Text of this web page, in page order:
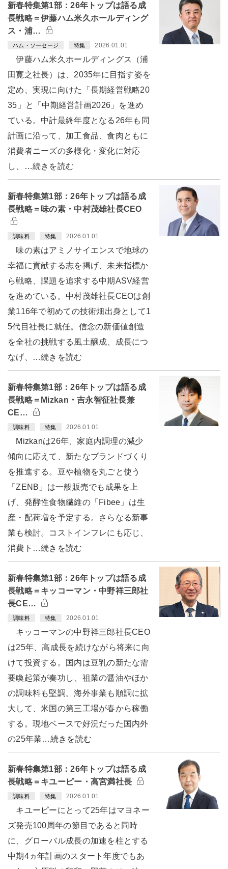
新春特集第1部：26年トップは語る成
長戦略＝伊藤ハム米久ホールディング
ス・浦…
ハム・ソーセージ 特集 2026.01.01
伊藤ハム米久ホールディングス（浦
田寛之社長）は、2035年に目指す姿を
定め、実現に向けた「長期経営戦略20
35」と「中期経営計画2026」を進め
ている。中計最終年度となる26年も同
計画に沿って、加工食品、食肉ともに
消費者ニーズの多様化・変化に対応
し、…続きを読む
新春特集第1部：26年トップは語る成
長戦略＝味の素・中村茂雄社長CEO
調味料 特集 2026.01.01
味の素はアミノサイエンスで地球の
幸福に貢献する志を掲げ、未来指標か
ら戦略、課題を追求する中期ASV経営
を進めている。中村茂雄社長CEOは創
業116年で初めての技術畑出身として1
5代目社長に就任。信念の新価値創造
を全社の挑戦する風土醸成、成長につ
なげ、…続きを読む
新春特集第1部：26年トップは語る成
長戦略＝Mizkan・吉永智征社長兼
CE…
調味料 特集 2026.01.01
Mizkanは26年、家庭内調理の減少
傾向に応えて、新たなブランドづくり
を推進する。豆や植物を丸ごと使う
「ZENB」は一般販売でも成果を上
げ、発酵性食物繊維の「Fibee」は生
産・配荷増を予定する。さらなる新事
業も検討。コストインフレにも応じ、
消費ト…続きを読む
新春特集第1部：26年トップは語る成
長戦略＝キッコーマン・中野祥三郎社
長CE…
調味料 特集 2026.01.01
キッコーマンの中野祥三郎社長CEO
は25年、高成長を続けながら将来に向
けて投資する。国内は豆乳の新たな需
要喚起策が奏功し、祖業の醤油やほか
の調味料も堅調。海外事業も順調に拡
大して、米国の第三工場が春から稼働
する。現地ベースで好況だった国内外
の25年業…続きを読む
新春特集第1部：26年トップは語る成
長戦略＝キユーピー・高宮満社長
調味料 特集 2026.01.01
キユーピーにとって25年はマヨネー
ズ発売100周年の節目であると同時
に、グローバル成長の加速を柱とする
中期4ヵ年計画のスタート年度でもあ